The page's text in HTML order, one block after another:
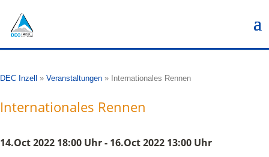
DEC Inzell » Veranstaltungen » Internationales Rennen
Internationales Rennen
14.Oct 2022 18:00 Uhr - 16.Oct 2022 13:00 Uhr